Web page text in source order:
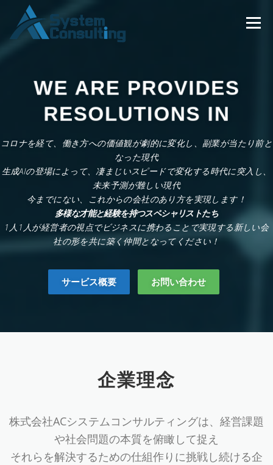
メニュー
社長ブログ お知らせ お問い合わせ
WE ARE PROVIDES
RESOLUTIONS IN
コロナを経て、働き方への価値観が劇的に変化し、副業が当たり前と
なった現代
生成AIの登場によって、凄まじいスピードで変化する時代に突入し、
未来予測が難しい現代
今までにない、これからの会社のあり方を実現します！
多様な才能と経験を持つスペシャリストたち
1人1人が経営者の視点でビジネスに携わることで実現する新しい会
社の形を共に築く仲間となってください！
サービス概要 お問い合わせ
企業理念
株式会社ACシステムコンサルティングは、経営課題
や社会問題の本質を俯瞰して捉え
それらを解決するための仕組作りに挑戦し続ける企